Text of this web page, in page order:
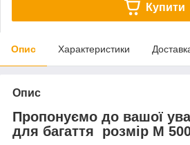
Купити
Опис Характеристики
Опис
Пропонуємо до вашої
для багаття розмір М